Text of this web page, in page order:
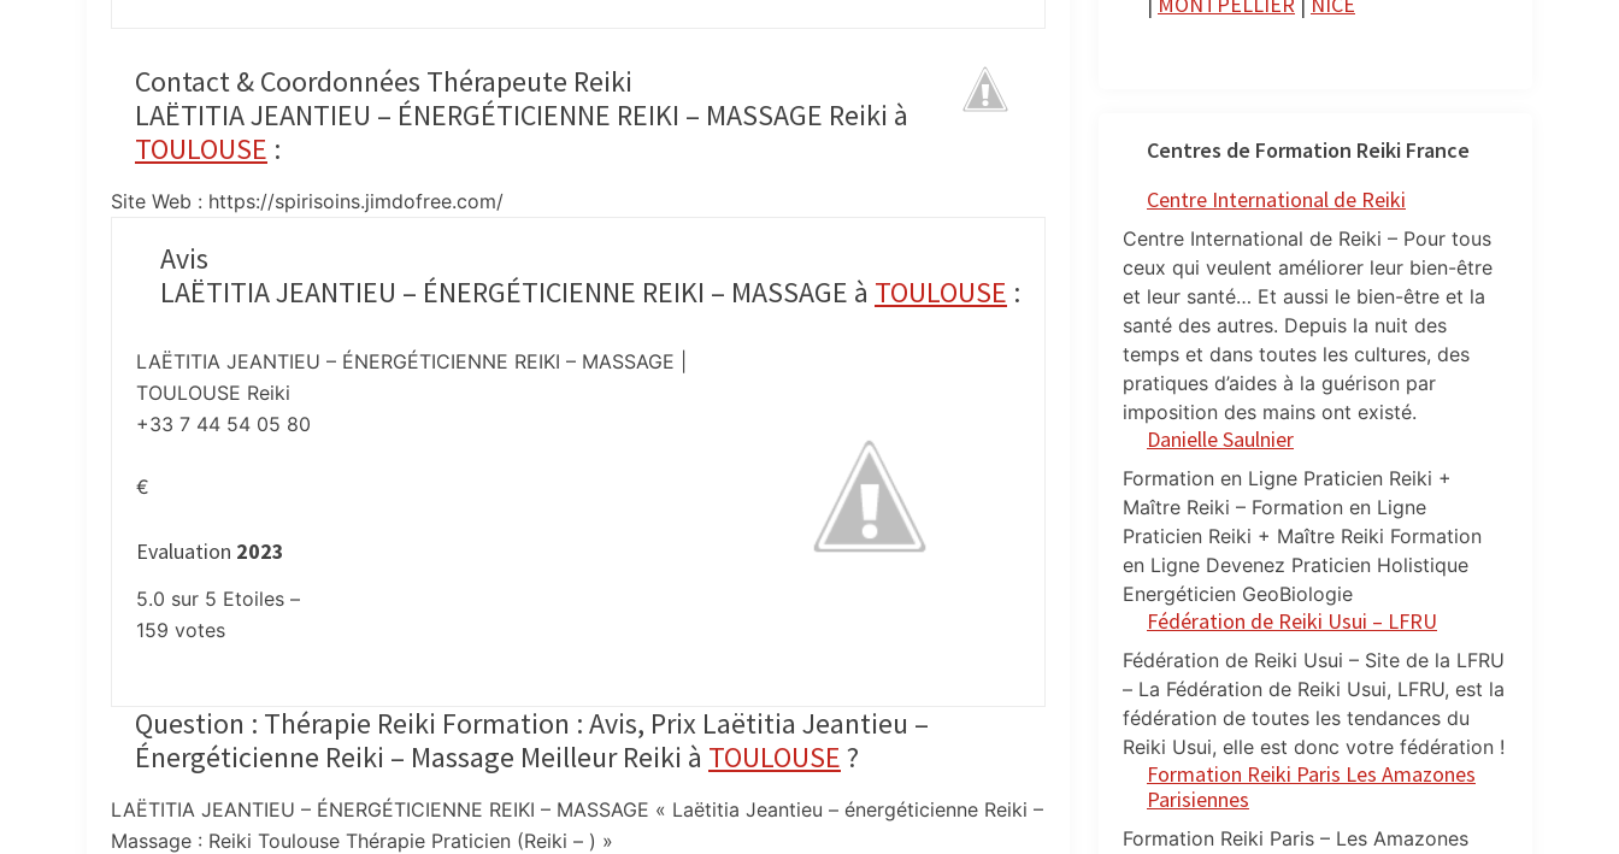
Contact & Coordonnées Thérapeute Reiki
LAËTITIA JEANTIEU – ÉNERGÉTICIENNE REIKI – MASSAGE Reiki à
TOULOUSE :
Site Web : https://spirisoins.jimdofree.com/
Avis
LAËTITIA JEANTIEU – ÉNERGÉTICIENNE REIKI – MASSAGE à TOULOUSE :
LAËTITIA JEANTIEU – ÉNERGÉTICIENNE REIKI – MASSAGE |
TOULOUSE Reiki
+33 7 44 54 05 80
€
Evaluation 2023
5.0 sur 5 Etoiles –
159 votes
Question : Thérapie Reiki Formation : Avis, Prix Laëtitia Jeantieu –
Énergéticienne Reiki – Massage Meilleur Reiki à TOULOUSE ?
LAËTITIA JEANTIEU – ÉNERGÉTICIENNE REIKI – MASSAGE « Laëtitia Jeantieu – énergéticienne Reiki –
Massage : Reiki Toulouse Thérapie Praticien (Reiki – ) »
Centres de Formation Reiki France
Centre International de Reiki
Centre International de Reiki – Pour tous
ceux qui veulent améliorer leur bien-être
et leur santé… Et aussi le bien-être et la
santé des autres. Depuis la nuit des
temps et dans toutes les cultures, des
pratiques d’aides à la guérison par
imposition des mains ont existé.
Danielle Saulnier
Formation en Ligne Praticien Reiki +
Maître Reiki – Formation en Ligne
Praticien Reiki + Maître Reiki Formation
en Ligne Devenez Praticien Holistique
Energéticien GeoBiologie
Fédération de Reiki Usui – LFRU
Fédération de Reiki Usui – Site de la LFRU
– La Fédération de Reiki Usui, LFRU, est la
fédération de toutes les tendances du
Reiki Usui, elle est donc votre fédération !
Formation Reiki Paris Les Amazones
Parisiennes
Formation Reiki Paris – Les Amazones